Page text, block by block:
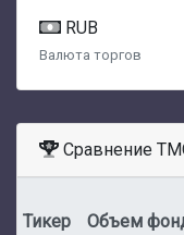
RUB
Валюта торгов
Сравнение
Тикер Объем